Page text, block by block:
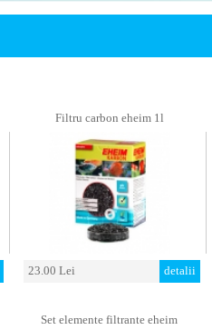
Filtru carbon eheim 1l
23.00 Lei detalii
Set elemente filtrante eheim